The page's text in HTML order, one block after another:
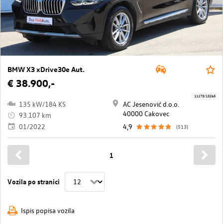
BMW X3 xDrive30e Aut.
€ 38.900,-
135 kW/184 KS
93.107 km
01/2022
AC Jesenović d.o.o.
40000 Cakovec
4,9
(513)
11173/13265
Vozila po stranici
1
Ispis popisa vozila